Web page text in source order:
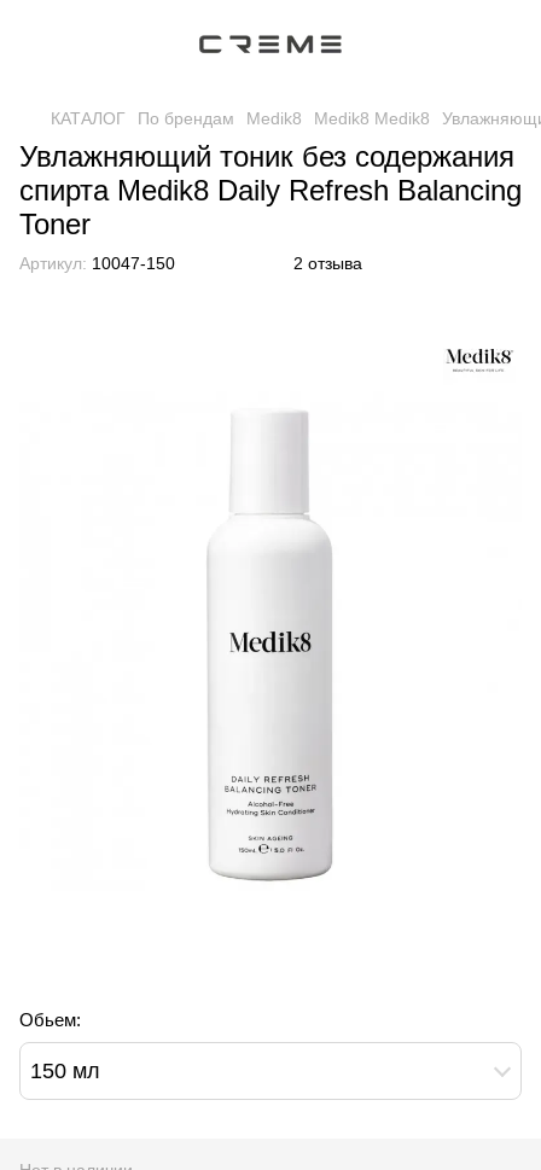
КАТАЛОГ По брендам Medik8 Medik8 Medik8
Увлажняющий тоник без содержания
спирта Medik8 Daily Refresh Balanсing
Toner
Артикул: 10047-150 2 отзыва
Обьем:
150 мл